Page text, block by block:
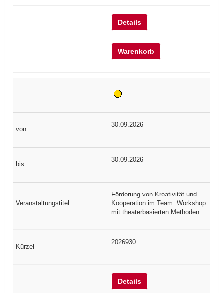
Details
Warenkorb
30.09.2026
30.09.2026
Förderung von Kreativität und
Kooperation im Team: Workshop
mit theaterbasierten Methoden
2026930
Details